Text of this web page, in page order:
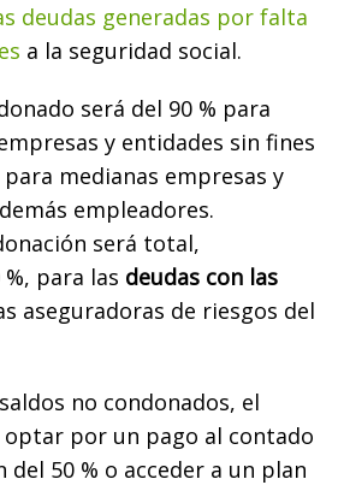
deudas generadas por falta
a la seguridad social.
será del 90 % para
y entidades sin fines
medianas empresas y
empleadores.
será total,
para las deudas con las
aseguradoras de riesgos del
no condonados, el
por un pago al contado
del 50 % o acceder a un plan